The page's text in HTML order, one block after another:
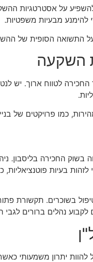
על אסטרטגיות
להימנע מבעיות משפטיות.
התשואה הסופית של
השקעה
לטווח ארוך. יש
כמו פרויקטים של
בשוק החכירה בליסבון.
בעיות
בשוכרים. תקשורת
נהלים ברורים
להוות יתרון משמעותי